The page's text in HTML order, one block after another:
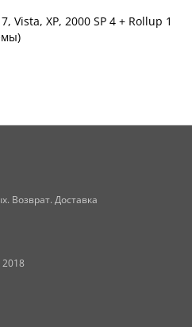
Vista, XP, 2000 SP 4 + Rollup 1
Возврат. Доставка
2018